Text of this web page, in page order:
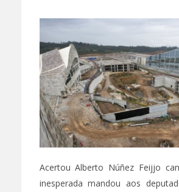
Acertou Alberto Núñez Feijjo
inesperada mandou aos